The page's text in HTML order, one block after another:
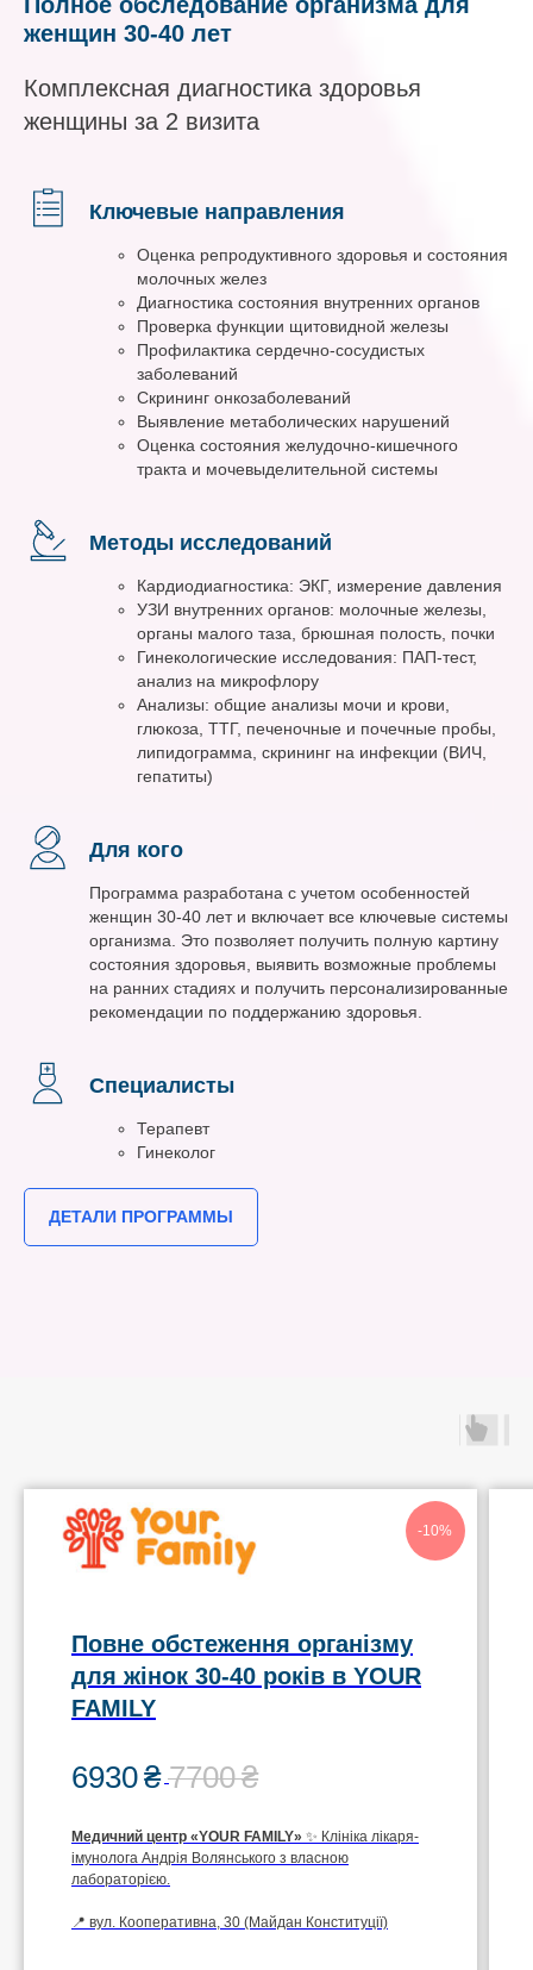
женщин 30-40 лет
Комплексная диагностика здоровья
женщины за 2 визита
Ключевые направления
Оценка репродуктивного здоровья и состояния
молочных желез
Диагностика состояния внутренних органов
Проверка функции щитовидной железы
Профилактика сердечно-сосудистых
заболеваний
Скрининг онкозаболеваний
Выявление метаболических нарушений
Оценка состояния желудочно-кишечного
тракта и мочевыделительной системы
Методы исследований
Кардиодиагностика: ЭКГ, измерение давления
УЗИ внутренних органов: молочные железы,
органы малого таза, брюшная полость, почки
Гинекологические исследования: ПАП-тест,
анализ на микрофлору
Анализы: общие анализы мочи и крови,
глюкоза, ТТГ, печеночные и почечные пробы,
липидограмма, скрининг на инфекции (ВИЧ,
гепатиты)
Для кого
Программа разработана с учетом особенностей
женщин 30-40 лет и включает все ключевые системы
организма. Это позволяет получить полную картину
состояния здоровья, выявить возможные проблемы
на ранних стадиях и получить персонализированные
рекомендации по поддержанию здоровья.
Специалисты
Терапевт
Гинеколог
ДЕТАЛИ ПРОГРАММЫ
-10%
Повне обстеження організму
для жінок 30-40 років в YOUR
FAMILY
6930₴ 7700₴
Медичний центр «YOUR FAMILY» ✨ Клініка лікаря-
імунолога Андрія Волянського з власною
лабораторією.
📍 вул. Кооперативна, 30 (Майдан Конституції)